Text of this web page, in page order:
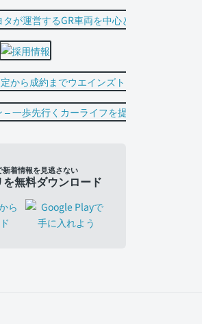
新着情報を見逃さない
無料ダウンロード